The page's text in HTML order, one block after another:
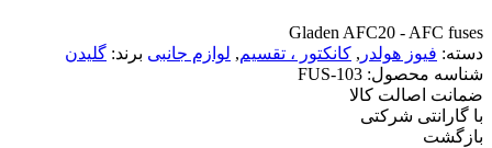
Gladen AFC20 - AFC fuses
دسته: فیوز هولدر , کانکتور ، تقسیم, لوازم جانبی برند: گلیدن
شناسه محصول: FUS-103
ضمانت اصالت کالا
با گارانتی شرکتی
بازگشت